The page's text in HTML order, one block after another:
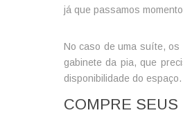
já que passamos
No caso de uma suíte, os
gabinete da pia, que
disponibilidade do espaço.
COMPRE SEUS